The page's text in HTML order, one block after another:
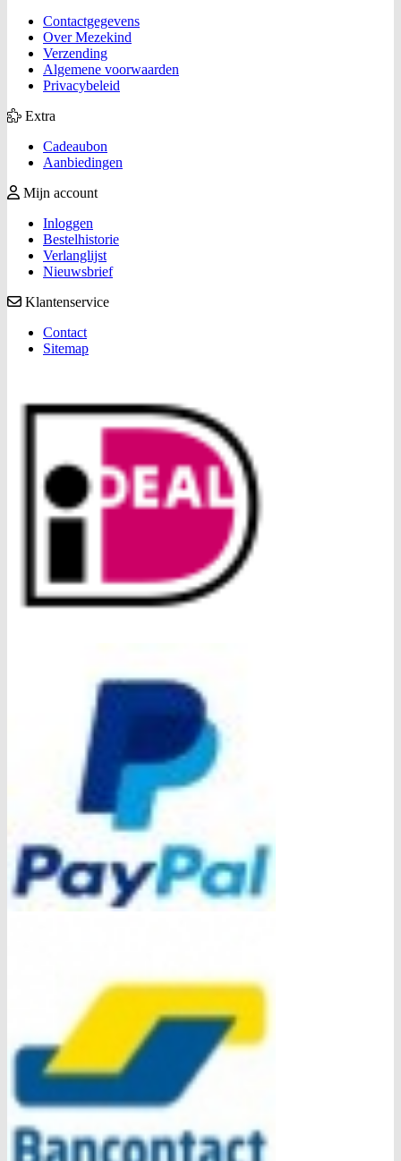
Contactgegevens
Over Mezekind
Verzending
Algemene voorwaarden
Privacybeleid
Extra
Cadeaubon
Aanbiedingen
Mijn account
Inloggen
Bestelhistorie
Verlanglijst
Nieuwsbrief
Klantenservice
Contact
Sitemap